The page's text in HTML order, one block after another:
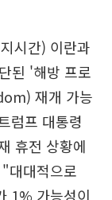
시간) 이란과
된 '해방 프로
재개 가능
럼프 대통령
휴전 상황에
대대적으로
1% 가능성이